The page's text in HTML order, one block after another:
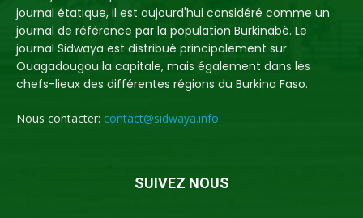
journal étatique, il est aujourd'hui considéré comme un
journal de référence par la population Burkinabè. Le
journal Sidwaya est distribué principalement sur
Ouagadougou la capitale, mais également dans les
chefs-lieux des différentes régions du Burkina Faso.
Nous contacter: contact@sidwaya.info
SUIVEZ NOUS